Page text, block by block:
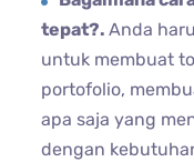
tepat?.Anda
untuk membuat
portofolio,
apa saja yang
dengan